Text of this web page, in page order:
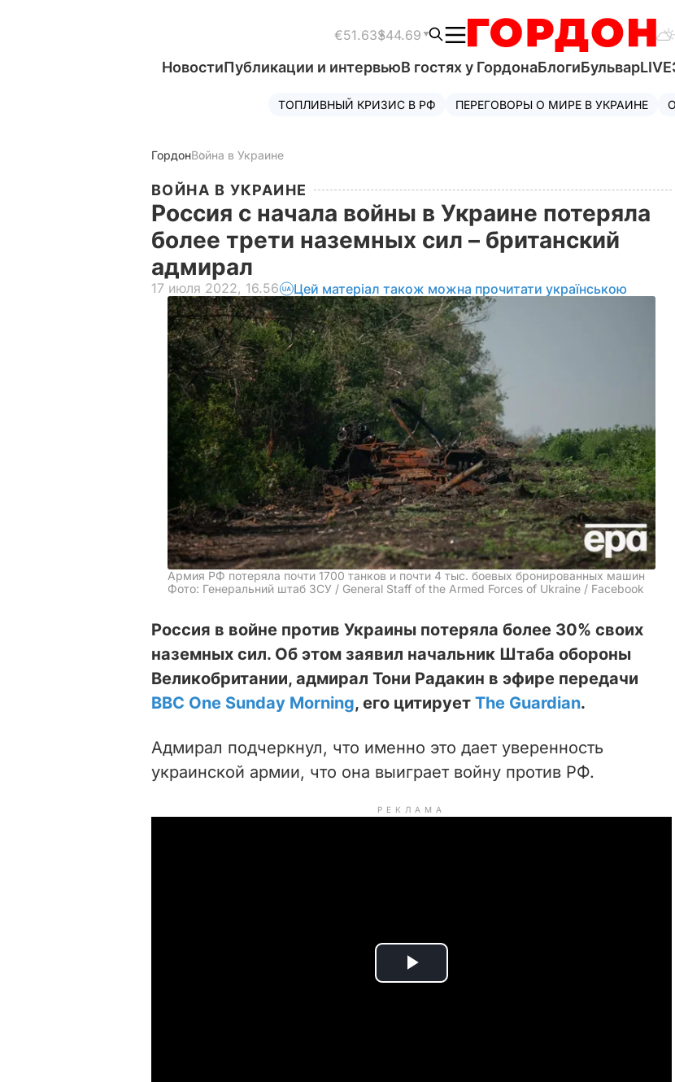
€51.63$44.69
НовостиПубликации и интервьюВ гостях у ГордонаБлогиБульварLIVE
ТОПЛИВНЫЙ КРИЗИС В РФ ПЕРЕГОВОРЫ О МИРЕ В УКРАИНЕ
ГордонВойна в Украине
ВОЙНА В УКРАИНЕ
Россия с начала войны в Украине потеряла
более трети наземных сил – британский
адмирал
17 июля 2022, 16.56 Цей матеріал також можна прочитати українською
Армия РФ потеряла почти 1700 танков и почти 4 тыс. боевых бронированных машин
Фото: Генеральний штаб ЗСУ / General Staff of the Armed Forces of Ukraine / Facebook
Россия в войне против Украины потеряла более 30% своих
наземных сил. Об этом заявил начальник Штаба обороны
Великобритании, адмирал Тони Радакин в эфире передачи
BBC One Sunday Morning, его цитирует The Guardian.
Адмирал подчеркнул, что именно это дает уверенность
украинской армии, что она выиграет войну против РФ.
РЕКЛАМА
P